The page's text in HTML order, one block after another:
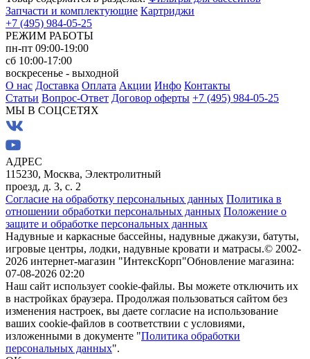
Запчасти и комплектующие Картриджи
+7 (495) 984-05-25
РЕЖИМ РАБОТЫ
пн-пт 09:00-19:00
сб 10:00-17:00
воскресенье - выходной
О нас Доставка Оплата Акции Инфо Контакты
Статьи Вопрос-Ответ Договор оферты +7 (495) 984-05-25
МЫ В СОЦСЕТЯХ
АДРЕС
115230, Москва, Электролитный
проезд, д. 3, с. 2
Согласие на обработку персональных данных Политика в
отношении обработки персональных данных Положение о
защите и обработке персональных данных
Надувные и каркасные бассейны, надувные джакузи, батуты,
игровые центры, лодки, надувные кровати и матрасы.© 2002-
2026 интернет-магазин "ИнтексКорп"Обновление магазина:
07-08-2026 02:20
Наш сайт использует cookie-файлы. Вы можете отключить их
в настройках браузера. Продолжая пользоваться сайтом без
изменения настроек, вы даете согласие на использование
ваших cookie-файлов в соответствии с условиями,
изложенными в документе "Политика обработки
персональных данных".